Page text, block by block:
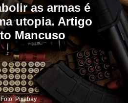
as armas é
utopia. Artigo
Mancuso
Foto: Pixabay